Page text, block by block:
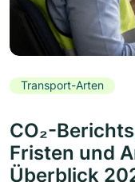
Transport-Arten
CO₂-
Fristen und
Überblick